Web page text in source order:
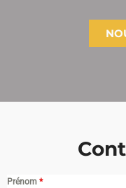
Prénom *